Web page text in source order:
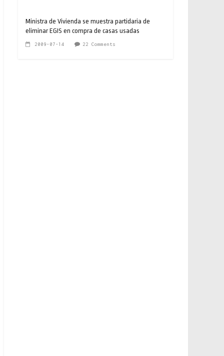
Ministra de Vivienda se muestra partidaria de
eliminar EGIS en compra de casas usadas
2009-07-14 22 Comments